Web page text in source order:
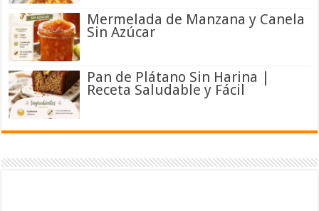
Mermelada de Manzana y Canela
Sin Azúcar
Pan de Plátano Sin Harina |
Receta Saludable y Fácil